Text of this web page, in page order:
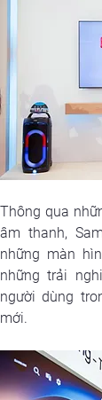
Thông qua
âm thanh,
những màn
những trải
người dùng
mới.